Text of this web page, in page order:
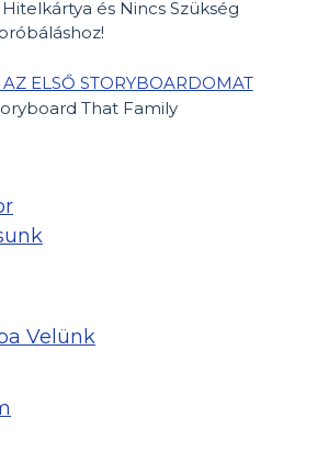
és Nincs Szükség
ELSŐ STORYBOARDOMAT
Velünk